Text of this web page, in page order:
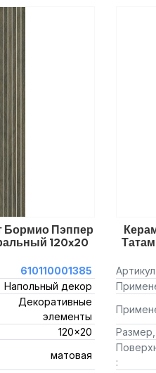
Бормио Пэппер
120x20
610110001385
Напольный декор
Декоративные
элементы
120x20
матовая
Артикул
: